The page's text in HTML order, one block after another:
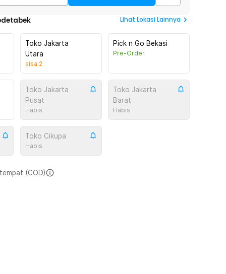
Lihat Lokasi Lainnya
Toko Jakarta
Utara
sisa 2
Pick n Go Bekasi
Pre-Order
Toko Jakarta
Pusat
Habis
Toko Jakarta
Barat
Habis
Toko Cikupa
Habis
(COD)